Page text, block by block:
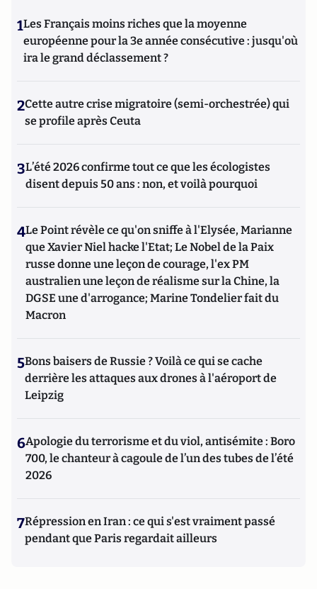
1Les Français moins riches que la moyenne
européenne pour la 3e année consécutive : jusqu'où
ira le grand déclassement ?
2Cette autre crise migratoire (semi-orchestrée) qui
se profile après Ceuta
3L’été 2026 confirme tout ce que les écologistes
disent depuis 50 ans : non, et voilà pourquoi
4Le Point révèle ce qu'on sniffe à l'Elysée, Marianne
que Xavier Niel hacke l'Etat; Le Nobel de la Paix
russe donne une leçon de courage, l'ex PM
australien une leçon de réalisme sur la Chine, la
DGSE une d'arrogance; Marine Tondelier fait du
Macron
5Bons baisers de Russie ? Voilà ce qui se cache
derrière les attaques aux drones à l'aéroport de
Leipzig
6Apologie du terrorisme et du viol, antisémite : Boro
700, le chanteur à cagoule de l’un des tubes de l’été
2026
7Répression en Iran : ce qui s'est vraiment passé
pendant que Paris regardait ailleurs